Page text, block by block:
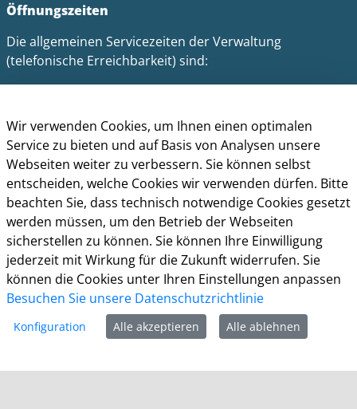
Öffnungszeiten
Die allgemeinen Servicezeiten der Verwaltung
(telefonische Erreichbarkeit) sind:
Freitag: 8.30 Uhr bis 13.30 Uhr
Impressum
Datenschutz
Cookie-Richtlinie
Barrierefreiheit
Kontakt
Homepage der Stadt Leverkusen
Wir verwenden Cookies, um Ihnen einen optimalen
Service zu bieten und auf Basis von Analysen unsere
Webseiten weiter zu verbessern. Sie können selbst
entscheiden, welche Cookies wir verwenden dürfen. Bitte
beachten Sie, dass technisch notwendige Cookies gesetzt
werden müssen, um den Betrieb der Webseiten
sicherstellen zu können. Sie können Ihre Einwilligung
jederzeit mit Wirkung für die Zukunft widerrufen. Sie
können die Cookies unter Ihren Einstellungen anpassen
Besuchen Sie unsere Datenschutzrichtlinie
Konfiguration Alle akzeptieren Alle ablehnen